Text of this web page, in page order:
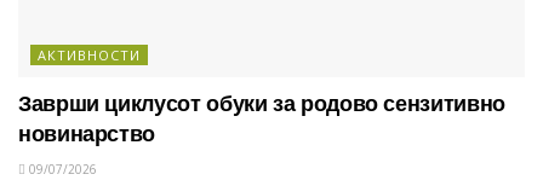
АКТИВНОСТИ
Заврши циклусот обуки за родово сензитивно
новинарство
09/07/2026